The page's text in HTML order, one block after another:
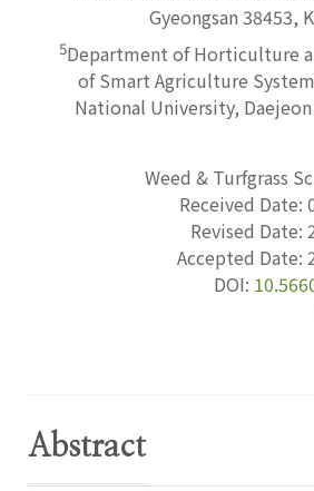
Gyeongsan 38453,
5Department of Horticulture
of Smart Agriculture
National University,
Weed & Turfgrass
Received Date:
Revised Date:
Accepted Date:
DOI:
Abstract